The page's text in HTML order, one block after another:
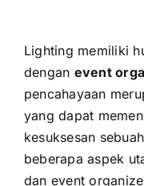
Lighting memiliki
dengan event
pencahayaan
yang dapat
kesuksesan
beberapa aspek
dan event